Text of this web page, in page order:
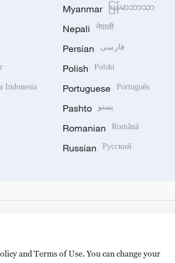
Indonesia
Myanmar မြန်မာဘာသာ
Nepali नेपाली
Persian فارسی
Polish Polski
Portuguese Português
Pashto پښتو
Romanian Română
Russian Русский
and Terms of Use. You can change your